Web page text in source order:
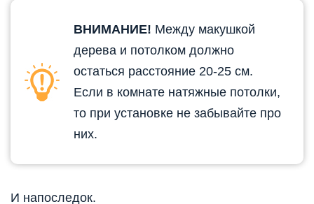
ВНИМАНИЕ! Между макушкой
дерева и потолком должно
остаться расстояние 20-25 см.
Если в комнате натяжные потолки,
то при установке не забывайте про
них.
И напоследок.